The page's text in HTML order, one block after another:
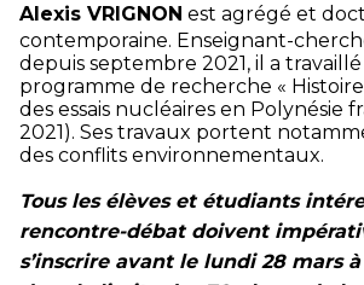
Alexis VRIGNON est agrégé et
contemporaine. Enseignant-
depuis septembre 2021, il a
programme de recherche «
des essais nucléaires en Polynésie
2021). Ses travaux portent
des conflits environnementaux.
Tous les élèves et étudiants
rencontre-débat doivent
s’inscrire avant le lundi 28 mars